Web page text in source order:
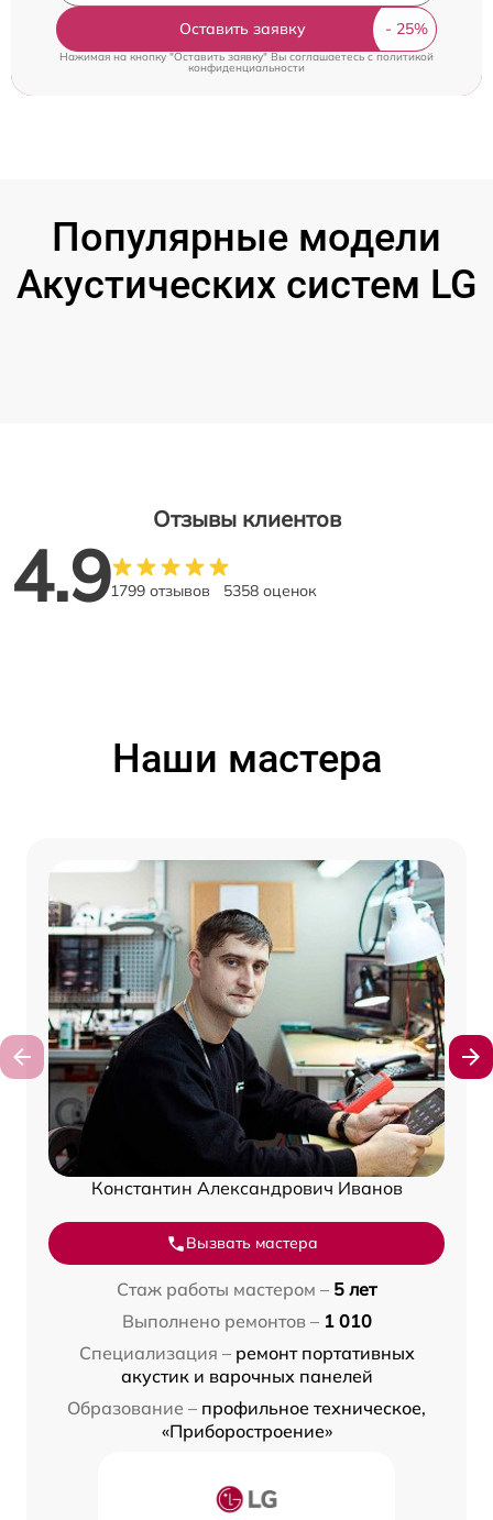
Оставить заявку
Нажимая на кнопку "Оставить заявку" Вы соглашаетесь c политикой
конфиденциальности
Популярные модели
Акустических систем LG
Отзывы клиентов
4.91799 отзывов 5358 оценок
Наши мастера
Константин Александрович Иванов
Вызвать мастера
Стаж работы мастером – 5 лет
Выполнено ремонтов – 1 010
Специализация – ремонт портативных
акустик и варочных панелей
Образование – профильное техническое,
«Приборостроение»